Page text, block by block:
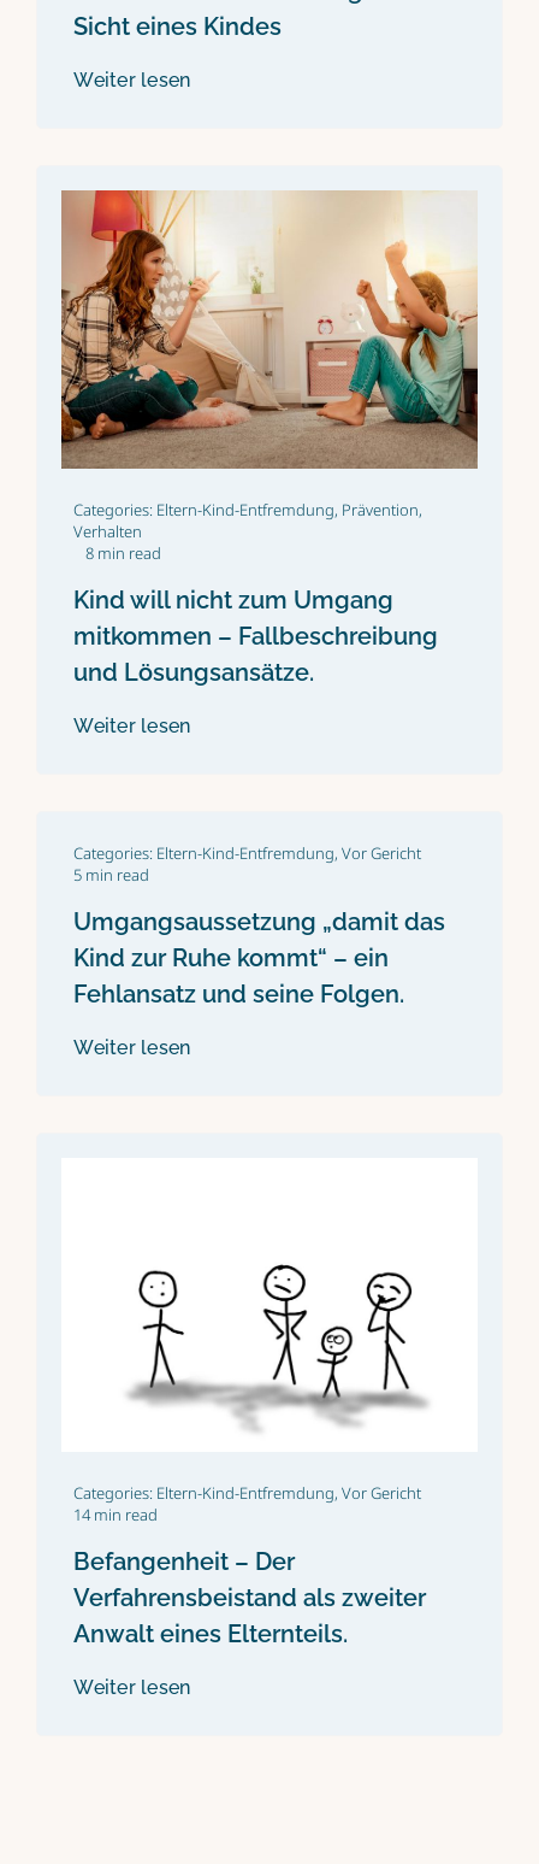
Sicht eines Kindes
Weiter lesen
Categories: Eltern-Kind-Entfremdung, Prävention,
Verhalten
8 min read
Kind will nicht zum Umgang
mitkommen – Fallbeschreibung
und Lösungsansätze.
Weiter lesen
Categories: Eltern-Kind-Entfremdung,Vor Gericht
5 min read
Umgangsaussetzung „damit das
Kind zur Ruhe kommt“ – ein
Fehlansatz und seine Folgen.
Weiter lesen
Categories: Eltern-Kind-Entfremdung,Vor Gericht
14 min read
Befangenheit – Der
Verfahrensbeistand als zweiter
Anwalt eines Elternteils.
Weiter lesen